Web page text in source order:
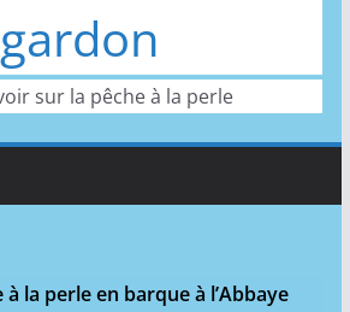
gardon
sur la pêche à la perle
à la perle en barque à l’Abbaye